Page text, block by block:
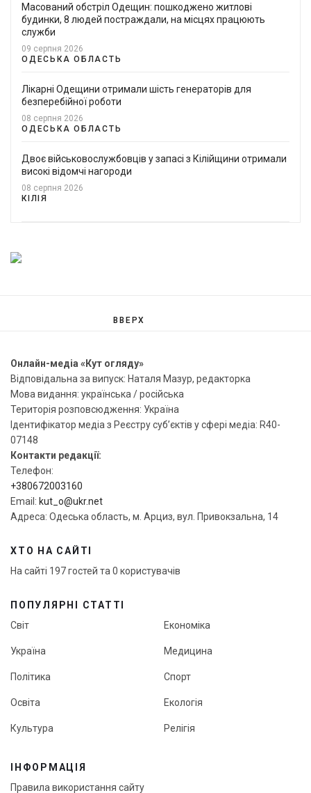
Масований обстріл Одещин: пошкоджено житлові
будинки, 8 людей постраждали, на місцях працюють
служби
09 серпня 2026
ОДЕСЬКА ОБЛАСТЬ
Лікарні Одещини отримали шість генераторів для
безперебійної роботи
08 серпня 2026
ОДЕСЬКА ОБЛАСТЬ
Двоє військовослужбовців у запасі з Кілійщини отримали
високі відомчі нагороди
08 серпня 2026
КІЛІЯ
ВВЕРХ
Онлайн-медіа «Кут огляду»
Відповідальна за випуск: Наталя Мазур, редакторка
Мова видання: українська / російська
Територія розповсюдження: Україна
Ідентифікатор медіа з Реєстру суб’єктів у сфері медіа: R40-
07148
Контакти редакції:
Телефон:
+380672003160
Email: kut_o@ukr.net
Адреса: Одеська область, м. Арциз, вул. Привокзальна, 14
ХТО НА САЙТІ
На сайті 197 гостей та 0 користувачів
ПОПУЛЯРНІ СТАТТІ
Світ
Україна
Політика
Освіта
Культура
Економіка
Медицина
Спорт
Екологія
Релігія
ІНФОРМАЦІЯ
Правила використання сайту